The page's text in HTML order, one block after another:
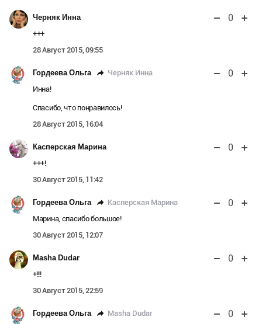
Черняк Инна 0
+++
28 Август 2015, 09:55
Гордеева Ольга Черняк Инна 0
Инна!
Спасибо, что понравилось!
28 Август 2015, 16:04
Касперская Марина 0
+++!
30 Август 2015, 11:42
Гордеева Ольга Касперская Марина 0
Марина, спасибо большое!
30 Август 2015, 12:07
Masha Dudar 0
+!!!
30 Август 2015, 22:59
Гордеева Ольга Masha Dudar 0